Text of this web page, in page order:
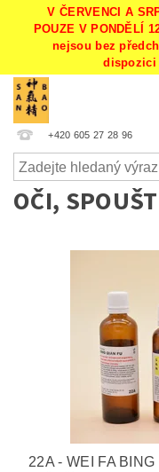
V ČERVENCI A
POUZE V PONDĚLÍ
nejsou bez
dispozici
+420 605 27 28 96
OČI,
22A - WEI FA